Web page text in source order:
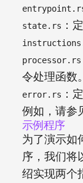
state.rs ：
processor.rs
令处理函数。
error.rs ：
例如，请参
示例程序
为了演示如
序，我们将
绍实现两个